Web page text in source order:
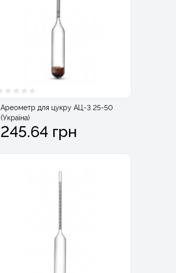
Ареометр для цукру АЦ-3 25-50
(Україна)
245.64 грн